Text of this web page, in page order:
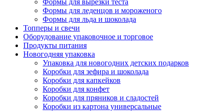
Формы для вырезки теста
Формы для леденцов и мороженого
Формы для льда и шоколада
Топперы и свечи
Оборудование упаковочное и торговое
Продукты питания
Новогодняя упаковка
Упаковка для новогодних детских подарков
Коробки для зефира и шоколада
Коробки для капкейков
Коробки для конфет
Коробки для пряников и сладостей
Коробки из картона универсальные